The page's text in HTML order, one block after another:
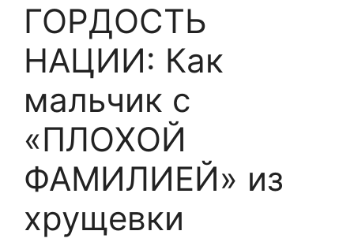
ГОРДОСТЬ
НАЦИИ: Как
мальчик с
«ПЛОХОЙ
ФАМИЛИЕЙ» из
хрущевки